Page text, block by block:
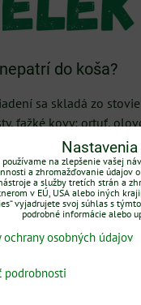
do koša?
sa skladá zo
ťažké kovy: ortuť,
samostatne
tomu sa však vo svete
elektroniky, takmer
a zariadenia,
náradie,
používame na zlepšenie vašej
a zhromažďovanie údajov
a služby tretích strán a
v EÚ, USA alebo iných
vyjadrujete svoj súhlas s
podrobné informácie alebo
ochrany osobných údajov
podrobnosti